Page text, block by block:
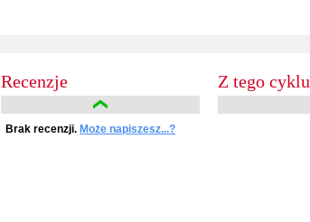
Recenzje
Brak recenzji. Może napiszesz...?
Z tego cyklu